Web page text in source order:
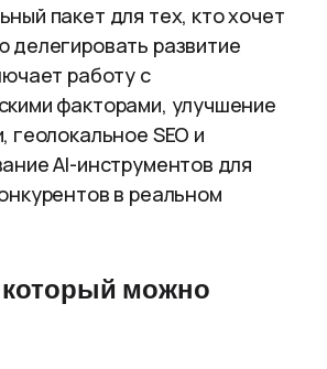
пакет для тех, кто хочет
делегировать развитие
работу с
факторами, улучшение
геолокальное SEO и
AI-инструментов для
в реальном
который можно